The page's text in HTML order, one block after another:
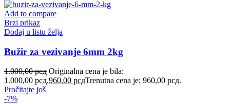
Add to compare
Brzi prikaz
Dodaj u listu želja
Bužir za vezivanje 6mm 2kg
1.000,00рсд Originalna cena je bila:
1.000,00 рсд.960,00 рсдTrenutna cena je: 960,00 рсд.
Pročitajte još
-7%